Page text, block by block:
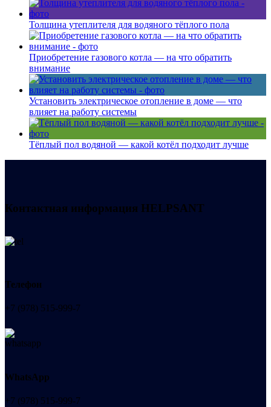
Толщина утеплителя для водяного тёплого пола
Приобретение газового котла — на что обратить
внимание
Установить электрическое отопление в доме — что
влияет на работу системы
Тёплый пол водяной — какой котёл подходит лучше
Контактная информация HELPSANT
Телефон
+7 (978) 515-999-7
WhatsApp
+7 (978) 515-999-7